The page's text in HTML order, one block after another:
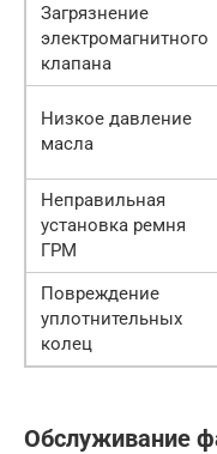
Загрязнение
электромагнитного
клапана
Низкое давление
масла
Неправильная
установка ремня
ГРМ
Повреждение
уплотнительных
колец
Обслуживание